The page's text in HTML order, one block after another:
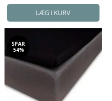
SPAR
54%